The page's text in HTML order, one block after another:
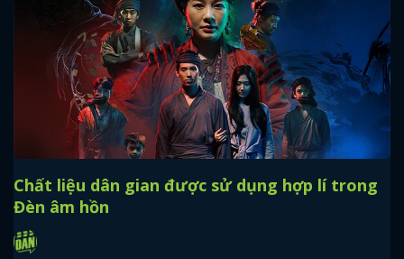
Chất liệu dân gian được sử dụng hợp lí trong
Đèn âm hồn